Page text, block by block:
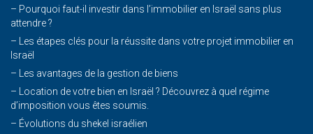
– Pourquoi faut-il investir dans l’immobilier en Israël sans plus
attendre ?
– Les étapes clés pour la réussite dans votre projet immobilier en
Israël
– Les avantages de la gestion de biens
– Location de votre bien en Israël ? Découvrez à quel régime
d’imposition vous êtes soumis.
– Évolutions du shekel israélien